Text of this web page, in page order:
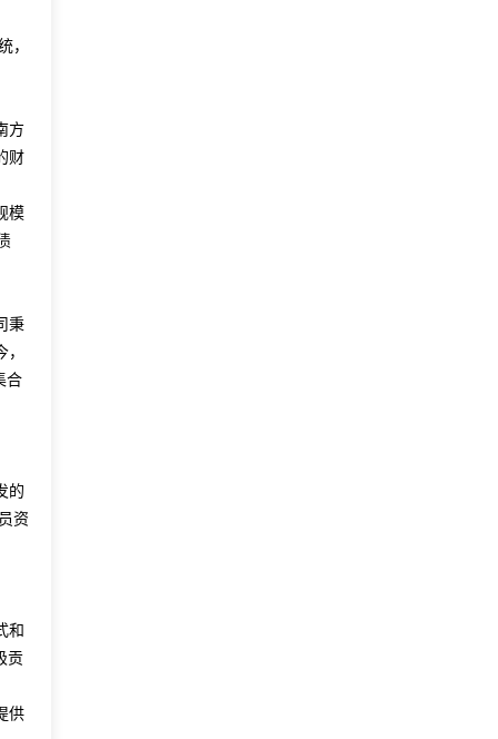
，
方
财
模
秉
合
的
资
和
贡
供